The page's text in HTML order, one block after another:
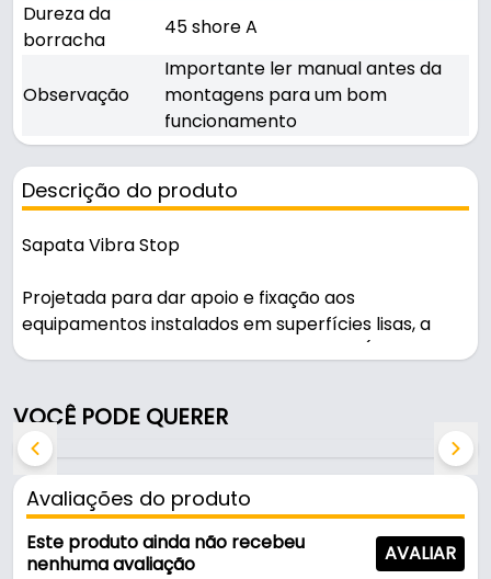
Dureza da
borracha
45 shore A
Observação
Importante ler manual antes da
montagens para um bom
funcionamento
Descrição do produto
Sapata Vibra Stop
Projetada para dar apoio e fixação aos
equipamentos instalados em superfícies lisas, a
Linha Ventosa oferece ótima aderência(obtida
equipamento, sem reduzir a ótima performance de
redução nos níveis de vibração.
Aplicações
Ventosa de borracha para cortadores de frios,
centrais telefônicas, mesas, armários, etc.
VOCÊ PODE QUERER
Avaliações do produto
Este produto ainda não recebeu
nenhuma avaliação
AVALIAR